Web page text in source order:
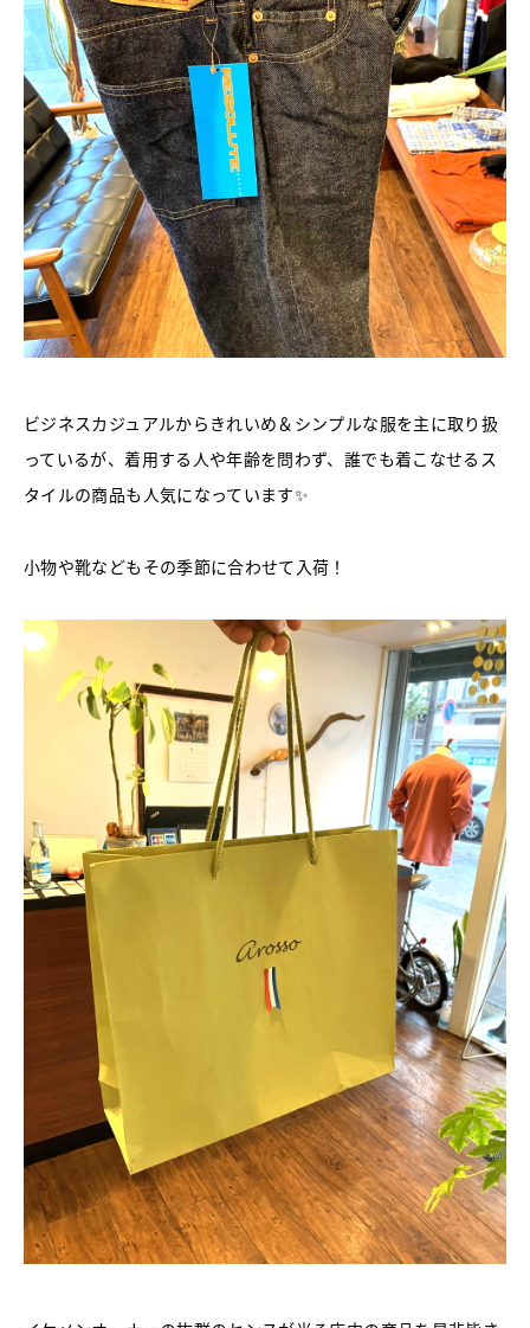
ビジネスカジュアルからきれいめ＆シンプルな服を主に取り扱
っているが、着用する人や年齢を問わず、誰でも着こなせるス
タイルの商品も人気になっています✨
小物や靴などもその季節に合わせて入荷！